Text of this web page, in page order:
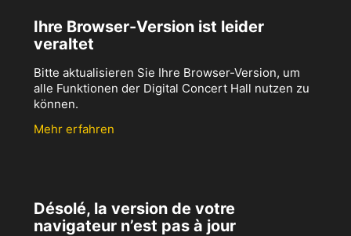
Ihre Browser-Version ist leider
veraltet
Bitte aktualisieren Sie Ihre Browser-Version, um
alle Funktionen der Digital Concert Hall nutzen zu
können.
Mehr erfahren
Désolé, la version de votre
navigateur n’est pas à jour